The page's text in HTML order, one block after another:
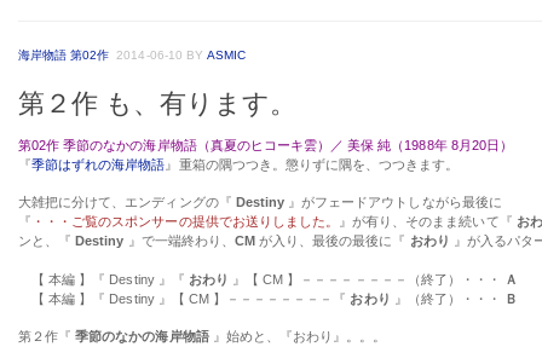
海岸物語 第02作 2014-06-10 BY ASMIC
第２作 も、有ります。
第02作 季節のなかの海岸物語（真夏のヒコーキ雲）／ 美保 純（1988年 8月20日）
『季節はずれの海岸物語 』重箱の隅つつき。懲りずに隅を、つつきます。
大雑把に分けて、エンディングの『 Destiny 』がフェードアウトしながら最後に
『 ・・・ご覧のスポンサーの提供でお送りしました。 』が有り、そのまま続いて『 お
ンと、『 Destiny 』で一端終わり、 CM が入り、最後の最後に『 おわり 』が入るパタ
【 本編 】『 Destiny 』『 おわり 』【 CM 】－－－－－－－－（終了）・・・
Ａ
【 本編 】『 Destiny 』【 CM 】－－－－－－－－『 おわり 』（終了）・・・ Ｂ
第２作『季節のなかの海岸物語』始めと、『おわり』。。。